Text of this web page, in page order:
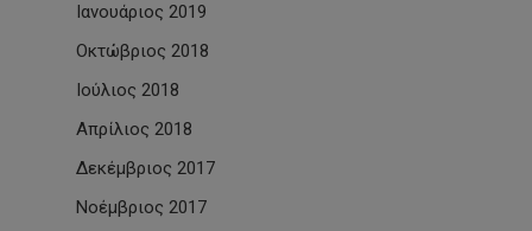
Ιανουάριος 2019
Οκτώβριος 2018
Ιούλιος 2018
Απρίλιος 2018
Δεκέμβριος 2017
Νοέμβριος 2017